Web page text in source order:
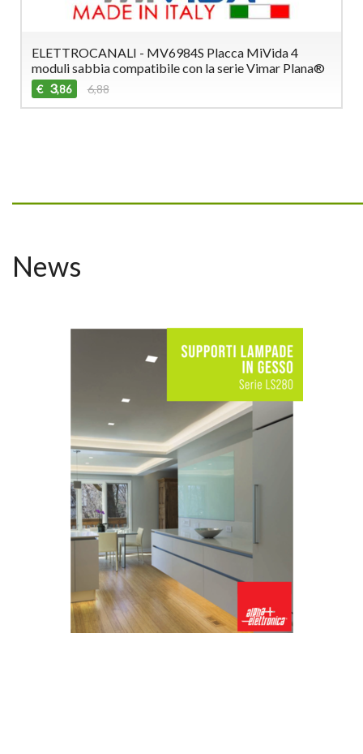
ELETTROCANALI - MV6984S Placca MiVida 4
moduli sabbia compatibile con la serie Vimar Plana®
€ 3,86 6,88
News